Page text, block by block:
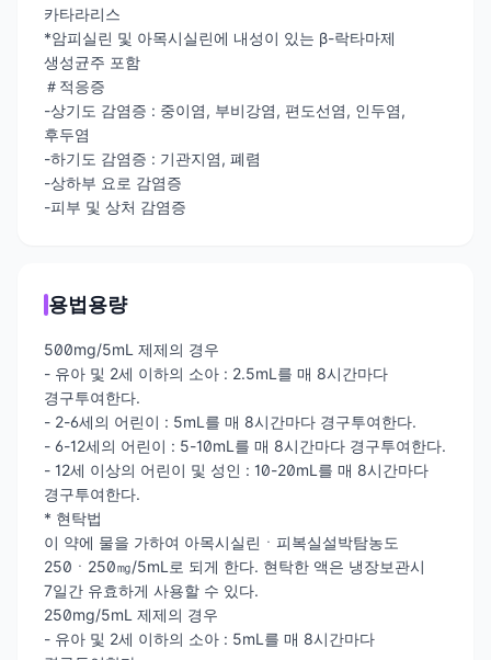
카타라리스
*암피실린 및 아목시실린에 내성이 있는 β-락타마제
생성균주 포함
＃적응증
-상기도 감염증 : 중이염, 부비강염, 편도선염, 인두염,
후두염
-하기도 감염증 : 기관지염, 폐렴
-상하부 요로 감염증
-피부 및 상처 감염증
용법용량
500mg/5mL 제제의 경우
- 유아 및 2세 이하의 소아 : 2.5mL를 매 8시간마다
경구투여한다.
- 2-6세의 어린이 : 5mL를 매 8시간마다 경구투여한다.
- 6-12세의 어린이 : 5-10mL를 매 8시간마다 경구투여한다.
- 12세 이상의 어린이 및 성인 : 10-20mL를 매 8시간마다
경구투여한다.
* 현탁법
이 약에 물을 가하여 아목시실린ㆍ피복실설박탐농도
250ㆍ250㎎/5mL로 되게 한다. 현탁한 액은 냉장보관시
7일간 유효하게 사용할 수 있다.
250mg/5mL 제제의 경우
- 유아 및 2세 이하의 소아 : 5mL를 매 8시간마다